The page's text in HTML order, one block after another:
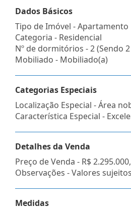
Dados Básicos
Tipo de Imóvel - Apartamento
Categoria - Residencial
Nº de dormitórios - 2 (Sendo
Mobiliado - Mobiliado(a)
Categorias Especiais
Localização Especial - Área
Característica Especial -
Detalhes da Venda
Preço de Venda - R$
Observações - Valores
Medidas